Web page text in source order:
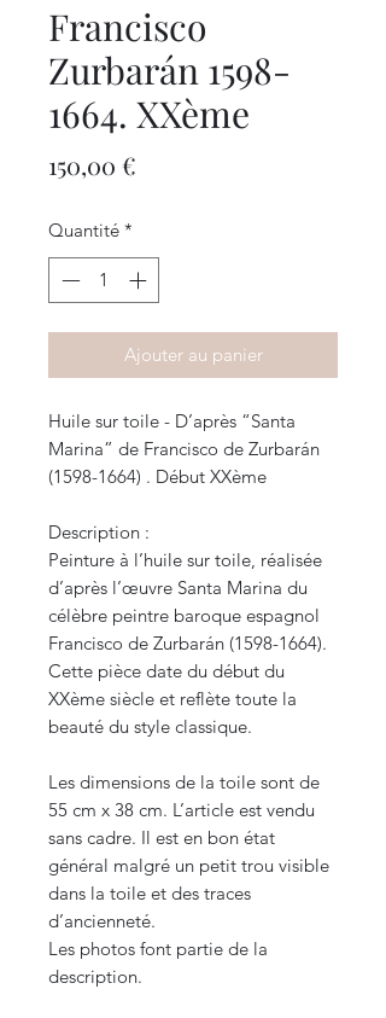
Francisco
Zurbarán 1598-
1664. XXème
150,00 €
Quantité *
Ajouter au panier
Huile sur toile - D’après “Santa
Marina” de Francisco de Zurbarán
(1598-1664) . Début XXème
Description :
Peinture à l’huile sur toile, réalisée
d’après l’œuvre Santa Marina du
célèbre peintre baroque espagnol
Francisco de Zurbarán (1598-1664).
Cette pièce date du début du
XXème siècle et reflète toute la
beauté du style classique.
Les dimensions de la toile sont de
55 cm x 38 cm. L’article est vendu
sans cadre. Il est en bon état
général malgré un petit trou visible
dans la toile et des traces
d’ancienneté.
Les photos font partie de la
description.